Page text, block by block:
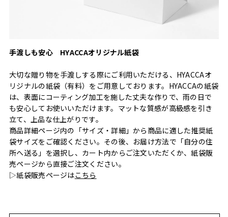
手渡しも安心 HYACCAオリジナル紙袋
大切な贈り物を手渡しする際にご利用いただける、HYACCAオ
リジナルの紙袋（有料）をご用意しております。HYACCAの紙袋
は、表面にコーティング加工を施した丈夫な作りで、雨の日で
も安心してお使いいただけます。マットな質感が高級感を引き
立て、上品な仕上がりです。
商品詳細ページ内の「サイズ・詳細」から商品に適した推奨紙
袋サイズをご確認ください。その後、お届け方法で「自分の住
所へ送る」を選択し、カート内からご注文いただくか、紙袋販
売ページから直接ご注文ください。
▷紙袋販売ページはこちら